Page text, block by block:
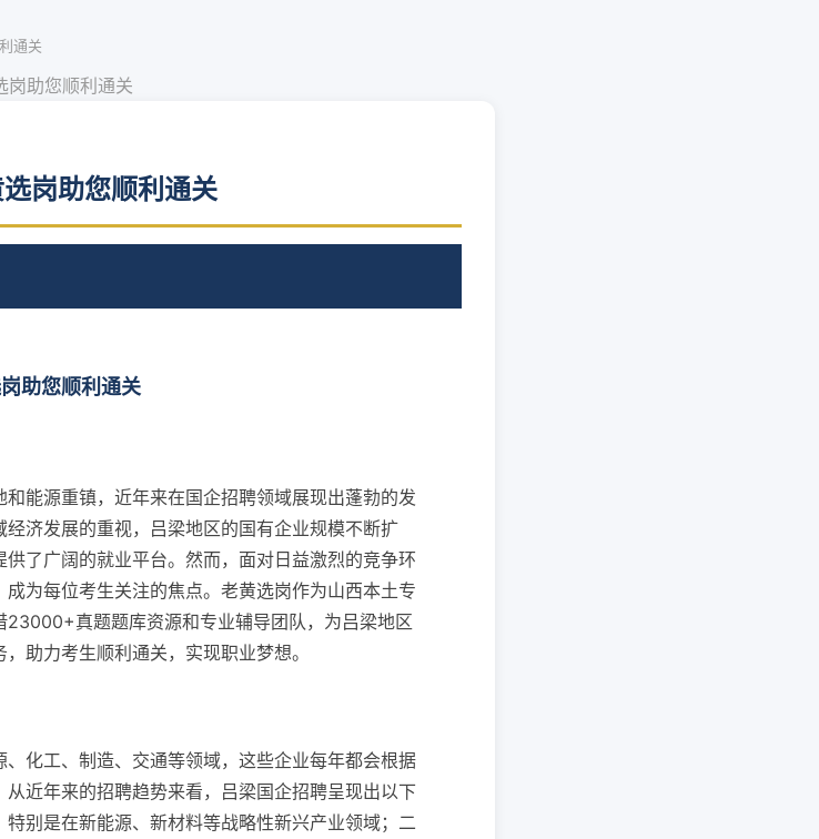
通关
岗助您顺利通关
岗助您顺利通关
助您顺利通关
能源重镇，近年来在国企招聘领域展现出蓬勃的发
济发展的重视，吕梁地区的国有企业规模不断扩
了广阔的就业平台。然而，面对日益激烈的竞争环
为每位考生关注的焦点。老黄选岗作为山西本土专
23000+真题题库资源和专业辅导团队，为吕梁地区
助力考生顺利通关，实现职业梦想。
化工、制造、交通等领域，这些企业每年都会根据
近年来的招聘趋势来看，吕梁国企招聘呈现出以下
别是在新能源、新材料等战略性新兴产业领域；二